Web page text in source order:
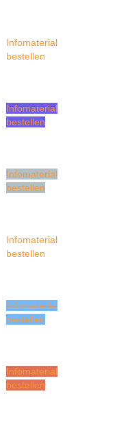
Infomaterial
bestellen
Infomaterial
bestellen
Infomaterial
bestellen
Infomaterial
bestellen
Infomaterial
bestellen
Infomaterial
bestellen